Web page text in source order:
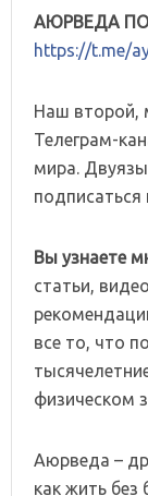
АЮРВЕДА
https://t.me/
Наш второй,
Телеграм-
мира.
подписаться
Вы узнаете
статьи,
все то, что
физическом
Аюрведа –
как жить без